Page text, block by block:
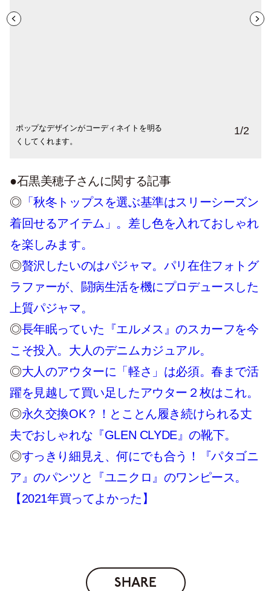
ポップなデザインがコーディネイトを明る
くしてくれます。
藍染めなのでデニムとの相性は抜群です。 1/2
●石黒美穂子さんに関する記事
◎ 「秋冬トップスを選ぶ基準はスリーシーズン
着回せるアイテム」。差し色を入れておしゃれ
を楽しみます。
◎贅沢したいのはパジャマ。パリ在住フォトグ
ラファーが、闘病生活を機にプロデュースした
上質パジャマ。
◎長年眠っていた『エルメス』のスカーフを今
こそ投入。大人のデニムカジュアル。
◎大人のアウターに「軽さ」は必須。春まで活
躍を見越して買い足したアウター２枚はこれ。
◎永久交換OK？！とことん履き続けられる丈
夫でおしゃれな『GLEN CLYDE』の靴下。
◎すっきり細見え、何にでも合う！『パタゴニ
ア』のパンツと『ユニクロ』のワンピース。
【2021年買ってよかった】
SHARE